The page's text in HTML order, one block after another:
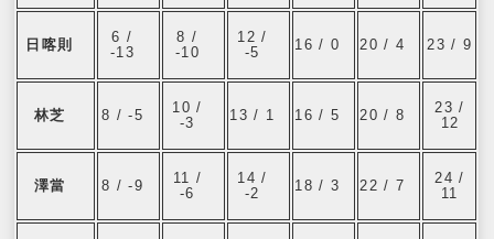
日喀則
6 /
-13
8 /
-10
12 /
-5
16 / 0 20 / 4 23 / 9
林芝 8 / -5
10 /
-3
13 / 1 16 / 5 20 / 8
23 /
12
澤當 8 / -9
11 /
-6
14 /
-2
18 / 3 22 / 7
24 /
11